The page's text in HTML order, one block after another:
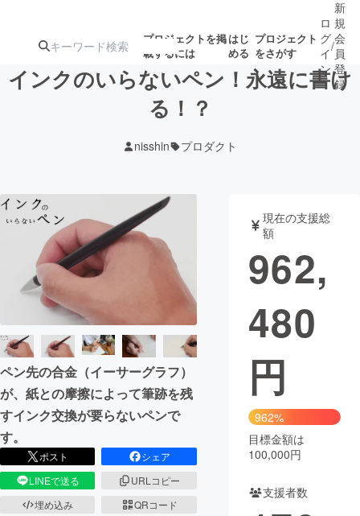
プロジェクトを掲
載するには
はじ
める
プロジェクト
をさがす
注目の新着プロ
ジェクト
ロジェクト
アート・写真 音楽
テクノロジー・ガジェット ゲーム・サ
ビジネス・起業
まちづくり・地域活性化
CAMPFIRE Creation
CAMPFIREふるさと納税machi-ya コミュニティ
ロ
グ
イ
ン
/
新
規
会
員
登
録
インクのいらないペン！永遠に書け
る！？
nisshin プロダクト
ペン先の合金（イーサーグラフ）
が、紙との摩擦によって筆跡を残
すインク交換が要らないペンで
す。
ポスト
シェア
LINEで送る
URLコピー
埋め込み
QRコード
現在の支援総
額
962,
480
円
962%
目標金額は
100,000円
支援者数